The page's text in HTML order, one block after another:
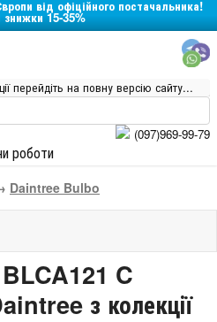
від офіційного постачальника!
знижки 15-35%
перейдіть на повну версію сайту...
(097)969-99-79
роботи
Daintree Bulbo
C
з колекції